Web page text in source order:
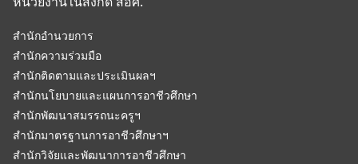
สำนักอำนวยการ
สำนักความร่วมมือ
สำนักติดตามและประเมินผลฯ
สำนักนโยบายและแผนการอาชีวศึกษา
สำนักพัฒนาสมรรถนะครูฯ
สำนักมาตรฐานการอาชีวศึกษาฯ
สำนักวิจัยและพัฒนาการอาชีวศึกษา